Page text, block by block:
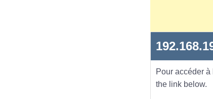
Pour accéder
the link below.